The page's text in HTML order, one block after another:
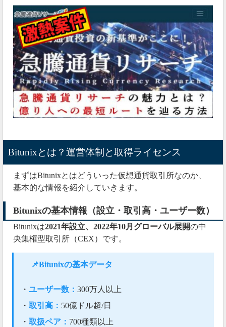
Bitunixとは？運営体制と取得ライセンス
まずはBitunixとはどういった仮想通貨取引所なのか、
基本的な情報を紹介していきます。
Bitunixの基本情報（設立・取引高・ユーザー数）
Bitunixは2021年設立、2022年10月グローバル展開の中
央集権型取引所（CEX）です。
📌Bitunixの基本データ
・ ユーザー数： 300万人以上
・ 取引高： 50億ドル超/日
・ 取扱ペア： 700種類以上